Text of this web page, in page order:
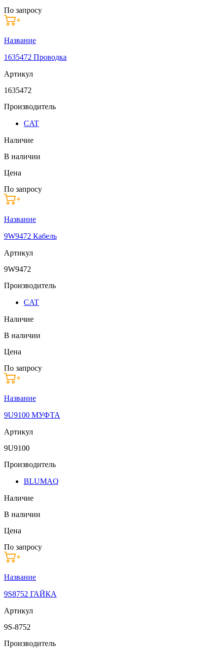
По запросу
Название
1635472 Проводка
Артикул
1635472
Производитель
CAT
Наличие
В наличии
Цена
По запросу
Название
9W9472 Кабель
Артикул
9W9472
Производитель
CAT
Наличие
В наличии
Цена
По запросу
Название
9U9100 МУФТА
Артикул
9U9100
Производитель
BLUMAQ
Наличие
В наличии
Цена
По запросу
Название
9S8752 ГАЙКА
Артикул
9S-8752
Производитель